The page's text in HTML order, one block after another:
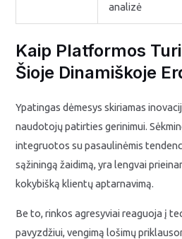
analizė
Kaip Platformos
Šioje Dinamiškoje
Ypatingas dėmesys skiriamas
naudotojų patirties gerinimui.
integruotos su pasaulinėmis
sąžiningą žaidimą, yra lengvai
kokybišką klientų aptarnavimą.
Be to, rinkos agresyviai reaguoja į
pavyzdžiui, vengimą lošimų